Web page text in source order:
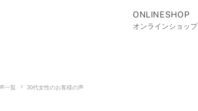
ONLINESHOP
オンラインショップ
一覧 30代女性のお客様の声